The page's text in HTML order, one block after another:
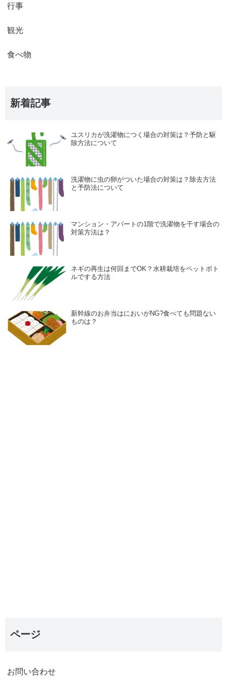
行事
観光
食べ物
新着記事
ユスリカが洗濯物につく場合の対策は？予防と駆
除方法について
洗濯物に虫の卵がついた場合の対策は？除去方法
と予防法について
マンション・アパートの1階で洗濯物を干す場合の
対策方法は？
ネギの再生は何回までOK？水耕栽培をペットボト
ルでする方法
新幹線のお弁当はにおいがNG?食べても問題ない
ものは？
ページ
お問い合わせ